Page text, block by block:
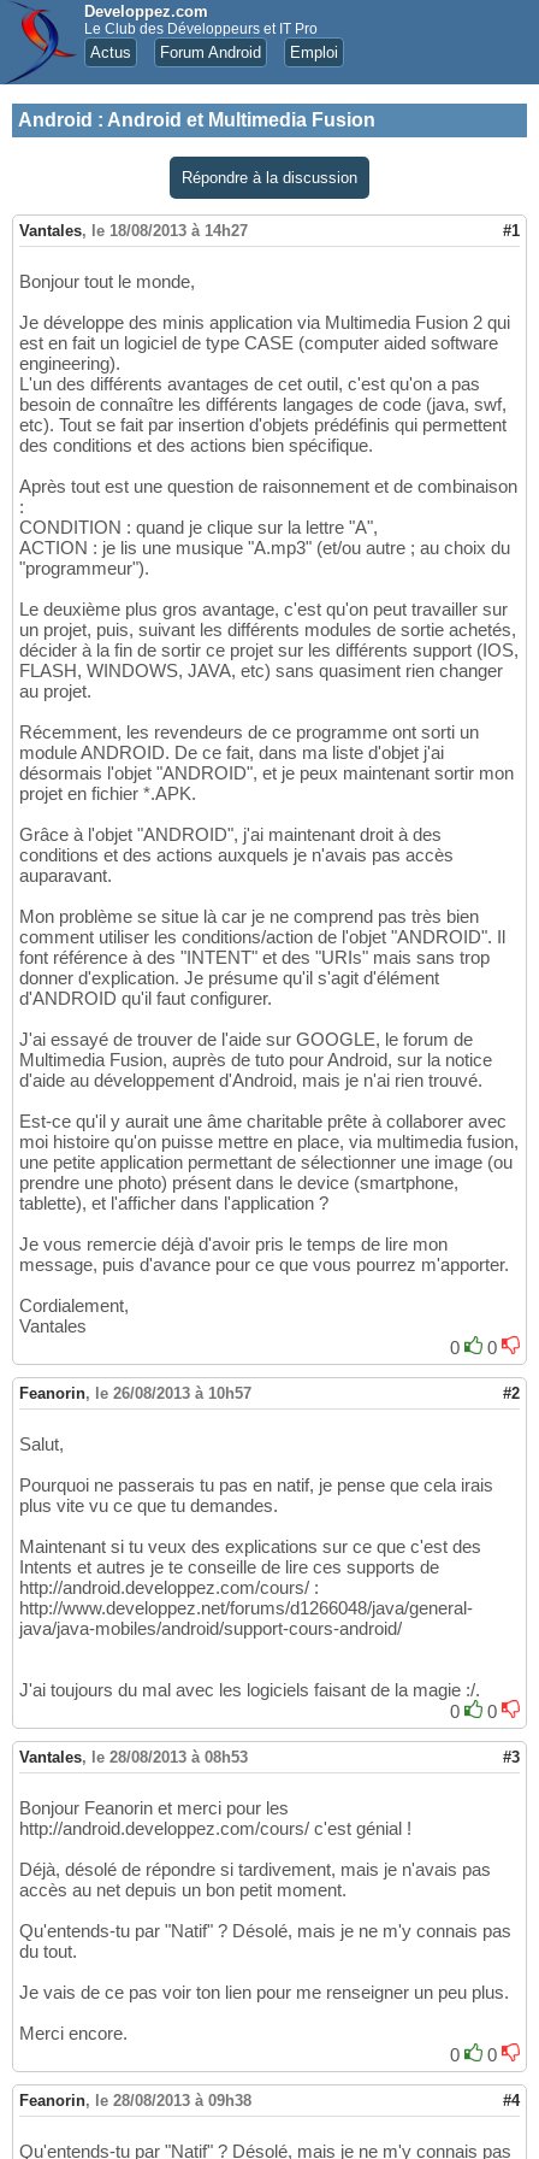
Developpez.com
Le Club des Développeurs et IT Pro
Actus Forum Android Emploi
Android : Android et Multimedia Fusion
Répondre à la discussion
Vantales, le 18/08/2013 à 14h27 #1
Bonjour tout le monde,
Je développe des minis application via Multimedia Fusion 2 qui
est en fait un logiciel de type CASE (computer aided software
engineering).
L'un des différents avantages de cet outil, c'est qu'on a pas
besoin de connaître les différents langages de code (java, swf,
etc). Tout se fait par insertion d'objets prédéfinis qui permettent
des conditions et des actions bien spécifique.
Après tout est une question de raisonnement et de combinaison
:
CONDITION : quand je clique sur la lettre "A",
ACTION : je lis une musique "A.mp3" (et/ou autre ; au choix du
"programmeur").
Le deuxième plus gros avantage, c'est qu'on peut travailler sur
un projet, puis, suivant les différents modules de sortie achetés,
décider à la fin de sortir ce projet sur les différents support (IOS,
FLASH, WINDOWS, JAVA, etc) sans quasiment rien changer
au projet.
Récemment, les revendeurs de ce programme ont sorti un
module ANDROID. De ce fait, dans ma liste d'objet j'ai
désormais l'objet "ANDROID", et je peux maintenant sortir mon
projet en fichier *.APK.
Grâce à l'objet "ANDROID", j'ai maintenant droit à des
conditions et des actions auxquels je n'avais pas accès
auparavant.
Mon problème se situe là car je ne comprend pas très bien
comment utiliser les conditions/action de l'objet "ANDROID". Il
font référence à des "INTENT" et des "URIs" mais sans trop
donner d'explication. Je présume qu'il s'agit d'élément
d'ANDROID qu'il faut configurer.
J'ai essayé de trouver de l'aide sur GOOGLE, le forum de
Multimedia Fusion, auprès de tuto pour Android, sur la notice
d'aide au développement d'Android, mais je n'ai rien trouvé.
Est-ce qu'il y aurait une âme charitable prête à collaborer avec
moi histoire qu'on puisse mettre en place, via multimedia fusion,
une petite application permettant de sélectionner une image (ou
prendre une photo) présent dans le device (smartphone,
tablette), et l'afficher dans l'application ?
Je vous remercie déjà d'avoir pris le temps de lire mon
message, puis d'avance pour ce que vous pourrez m'apporter.
Cordialement,
Vantales
0
0
Feanorin, le 26/08/2013 à 10h57 #2
Salut,
Pourquoi ne passerais tu pas en natif, je pense que cela irais
plus vite vu ce que tu demandes.
Maintenant si tu veux des explications sur ce que c'est des
Intents et autres je te conseille de lire ces supports de
http://android.developpez.com/cours/ :
http://www.developpez.net/forums/d1266048/java/general-
java/java-mobiles/android/support-cours-android/
J'ai toujours du mal avec les logiciels faisant de la magie :/.
0
0
Vantales, le 28/08/2013 à 08h53 #3
Bonjour Feanorin et merci pour les
http://android.developpez.com/cours/ c'est génial !
Déjà, désolé de répondre si tardivement, mais je n'avais pas
accès au net depuis un bon petit moment.
Qu'entends-tu par "Natif" ? Désolé, mais je ne m'y connais pas
du tout.
Je vais de ce pas voir ton lien pour me renseigner un peu plus.
Merci encore.
0
0
Feanorin, le 28/08/2013 à 09h38 #4
Qu'entends-tu par "Natif" ? Désolé, mais je ne m'y connais pas